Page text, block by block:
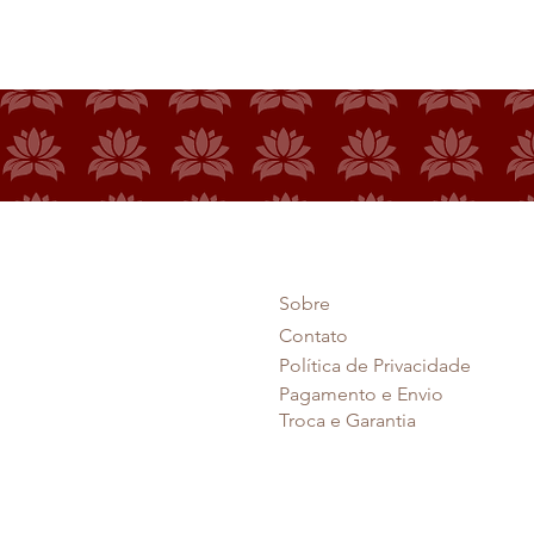
Sobre
Contato
Política de Privacidade
Pagamento e Envio
Troca e Garantia